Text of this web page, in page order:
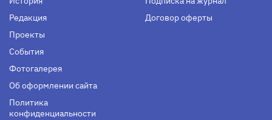
Редакция
Проекты
События
Фотогалерея
Об оформлении сайта
Политика
конфиденциальности
Договор оферты